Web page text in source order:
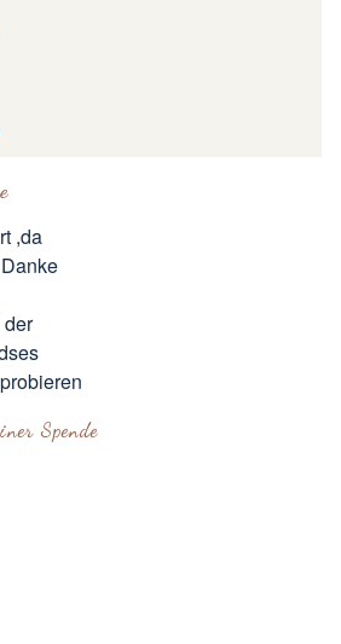
,da
der
Spende